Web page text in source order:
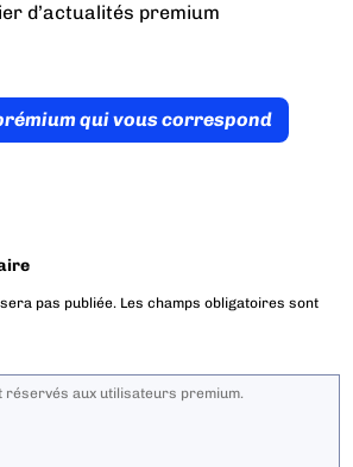
d’actualités premium
qui vous correspond
pas publiée. Les champs obligatoires sont